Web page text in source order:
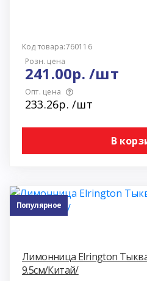
Код товара:760116
Розн. цена
241.00р. /шт
Опт. цена
233.26р. /шт
В
Популярное
Лимонница Elrington
9.5см/Китай/